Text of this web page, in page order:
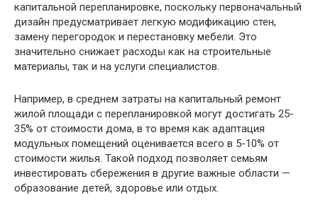
капитальной перепланировке, поскольку первоначальный
дизайн предусматривает легкую модификацию стен,
замену перегородок и перестановку мебели. Это
значительно снижает расходы как на строительные
материалы, так и на услуги специалистов.
Например, в среднем затраты на капитальный ремонт
жилой площади с перепланировкой могут достигать 25-
35% от стоимости дома, в то время как адаптация
модульных помещений оценивается всего в 5-10% от
стоимости жилья. Такой подход позволяет семьям
инвестировать сбережения в другие важные области —
образование детей, здоровье или отдых.